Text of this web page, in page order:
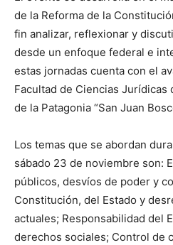
de la Reforma de la
fin analizar, reflexionar y
desde un enfoque federal e
estas jornadas cuenta con el
Facultad de Ciencias Jurídicas
de la Patagonia “San Juan
Los temas que se abordan
sábado 23 de noviembre son:
públicos, desvíos de poder y
Constitución, del Estado y
actuales; Responsabilidad del
derechos sociales; Control de